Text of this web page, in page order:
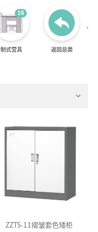
16
制式营具 返回总类
'
ZZTS-11褶皱套色矮柜